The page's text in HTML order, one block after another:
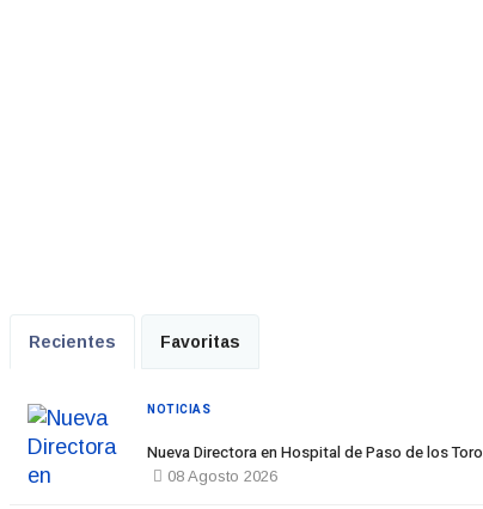
Recientes Favoritas
Nueva Directora en Hospital de Paso de los
08 Agosto 2026
NOTICIAS